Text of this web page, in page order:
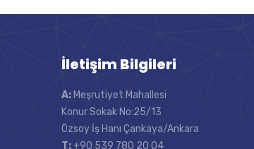
İletişim Bilgileri
A: Meşrutiyet Mahallesi
Konur Sokak No:25/13
Özsoy İş Hanı Çankaya/Ankara
T:+90 539 780 20 04